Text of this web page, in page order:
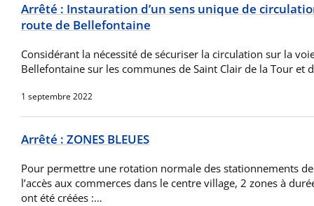
Arrêté : Instauration d’un sens unique de
route de Bellefontaine
Considérant la nécessité de sécuriser la circulation sur la
Bellefontaine sur les communes de Saint Clair de la Tour et
1 septembre 2022
Arrêté : ZONES BLEUES
Pour permettre une rotation normale des stationnements
l’accès aux commerces dans le centre village, 2 zones à
ont été créées :…